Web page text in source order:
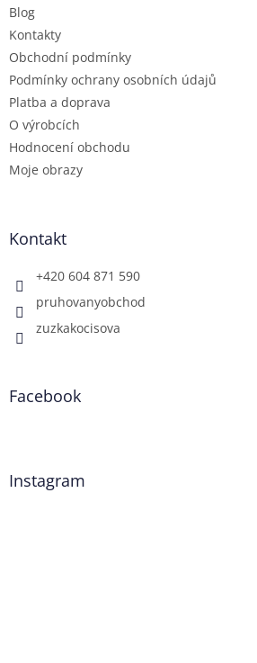
Blog
Kontakty
Obchodní podmínky
Podmínky ochrany osobních údajů
Platba a doprava
O výrobcích
Hodnocení obchodu
Moje obrazy
Kontakt
+420 604 871 590
pruhovanyobchod
zuzkakocisova
Facebook
Instagram